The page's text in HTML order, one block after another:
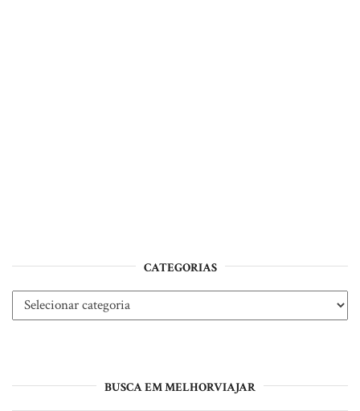
CATEGORIAS
Categorias
BUSCA EM MELHORVIAJAR